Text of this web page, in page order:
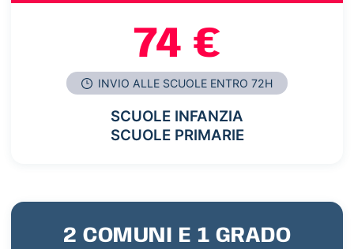
74 €
INVIO ALLE SCUOLE ENTRO 72H
SCUOLE INFANZIA
SCUOLE PRIMARIE
2 COMUNI E 1 GRADO